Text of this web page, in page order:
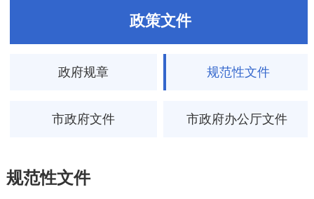
政策文件
政府规章 规范性文件
市政府文件 市政府办公厅文件
规范性文件